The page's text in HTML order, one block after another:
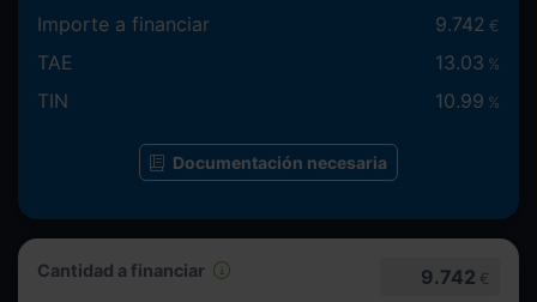
Cantidad a financiar 9.742 €
Importe a financiar 9.742 €
TAE 13.03 %
TIN 10.99 %
Documentación necesaria